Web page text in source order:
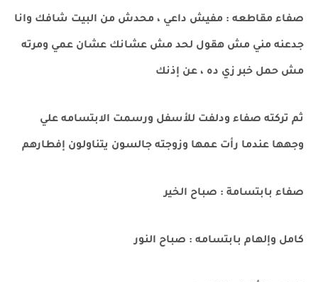
صفاء مقاطعه : مفيش داعي ، محدش من البيت شافك وانا
جدعنه مني مش هقول لحد مش عشانك عشان عمي ومرته
مش حمل خبر زي ده ، عن إذنك
ثم تركته صفاء ودلفت للأسفل ورسمت الابتسامه علي
وجهها عندما رأت عمها وزوجته جالسون يتناولون إفطارهم
صفاء بابتسامة : صباح الخير
كامل وإلهام بابتسامه : صباح النور